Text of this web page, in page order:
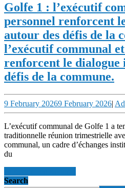
Golfe 1 : l’exécutif
personnel renforcent
autour des défis de la
l’exécutif communal
renforcent le dialogue
défis de la commune.
9 February 20269 February 2026|
L’exécutif communal de Golfe 1 a tenu, ce lundi 9 février 2026, sa
traditionnelle réunion trimestrielle
communal, un cadre d’échanges
du
Search